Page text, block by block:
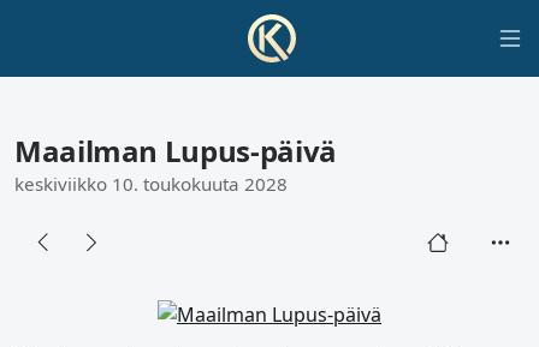
Maailman Lupus-päivä
keskiviikko 10. toukokuuta 2028